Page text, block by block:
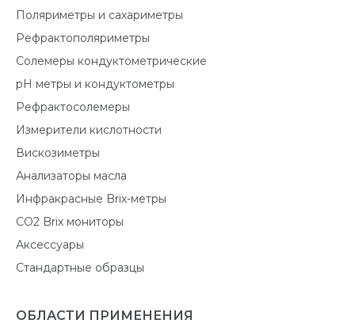
Поляриметры и сахариметры
Рефрактополяриметры
Солемеры кондуктометрические
pH метры и кондуктометры
Рефрактосолемеры
Измерители кислотности
Вискозиметры
Анализаторы масла
Инфракрасные Brix-метры
CO2 Brix мониторы
Аксессуары
Стандартные образцы
ОБЛАСТИ ПРИМЕНЕНИЯ